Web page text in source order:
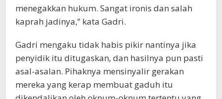
menegakkan hukum. Sangat ironis dan salah
kaprah jadinya,” kata Gadri.
Gadri mengaku tidak habis pikir nantinya jika
penyidik itu ditugaskan, dan hasilnya pun pasti
asal-asalan. Pihaknya mensinyalir gerakan
mereka yang kerap membuat gaduh itu